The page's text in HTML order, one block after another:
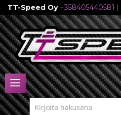
TT-Speed Oy +358405440581 |
Skip
to
Content